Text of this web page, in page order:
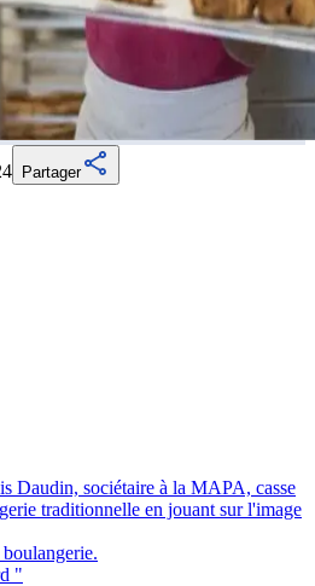
Partager
Daudin, sociétaire à la MAPA, casse
traditionnelle en jouant sur l'image
"